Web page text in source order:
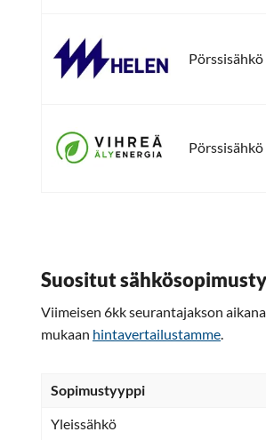
Pörssisähkö
Pörssisähkö
Suositut
Viimeisen 6kk seurantajakson
mukaan hintavertailustamme
Sopimustyyppi
Yleissähkö